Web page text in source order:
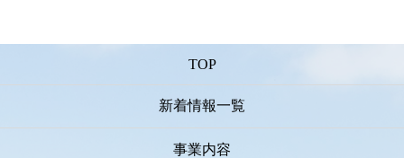
TOP
新着情報一覧
事業内容